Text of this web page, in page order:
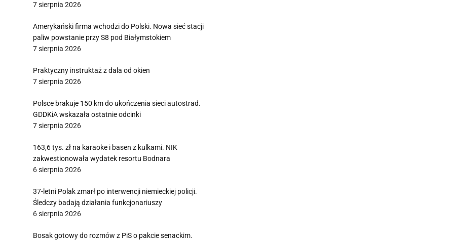
7 sierpnia 2026
Amerykański firma wchodzi do Polski. Nowa sieć stacji
paliw powstanie przy S8 pod Białymstokiem
7 sierpnia 2026
Praktyczny instruktaż z dala od okien
7 sierpnia 2026
Polsce brakuje 150 km do ukończenia sieci autostrad.
GDDKiA wskazała ostatnie odcinki
7 sierpnia 2026
163,6 tys. zł na karaoke i basen z kulkami. NIK
zakwestionowała wydatek resortu Bodnara
6 sierpnia 2026
37-letni Polak zmarł po interwencji niemieckiej policji.
Śledczy badają działania funkcjonariuszy
6 sierpnia 2026
Bosak gotowy do rozmów z PiS o pakcie senackim.